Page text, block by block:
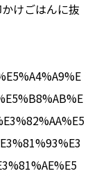
けごはんに抜